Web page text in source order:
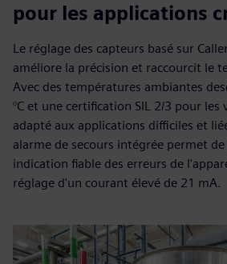
pour les applications
Le réglage des capteurs basé sur
améliore la précision et raccourcit le
Avec des températures ambiantes
°C et une certification SIL 2/3 pour les
adapté aux applications difficiles et
alarme de secours intégrée permet
indication fiable des erreurs de
réglage d'un courant élevé de 21 mA.